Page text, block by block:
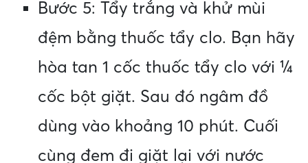
Bước 5: Tẩy trắng và khử mùi
đệm bằng thuốc tẩy clo. Bạn hãy
hòa tan 1 cốc thuốc tẩy clo với ¼
cốc bột giặt. Sau đó ngâm đồ
dùng vào khoảng 10 phút. Cuối
cùng đem đi giặt lại với nước